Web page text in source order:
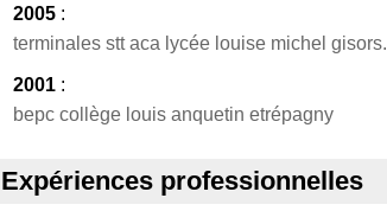
2005 :
terminales stt aca lycée louise michel gisors.
2001 :
bepc collège louis anquetin etrépagny
Expériences professionnelles